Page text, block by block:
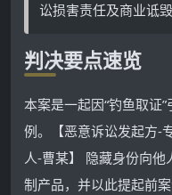
讼损害责任及商业诋
判决要点速览
本案是一起因“钓鱼取证
例。【恶意诉讼发起方-
人-曹某】 隐藏身份向
制产品，并以此提起前